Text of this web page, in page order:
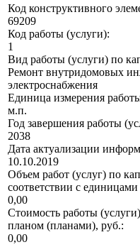
Код конструктивного
69209
Код работы (услуги):
1
Вид работы (услуги) по
Ремонт внутридомовых
электроснабжения
Единица измерения
м.п.
Год завершения работы
2038
Дата актуализации
10.10.2019
Объем работ (услуг) по
соответствии с
0,00
Стоимость работы
планом (планами), руб.:
0,00